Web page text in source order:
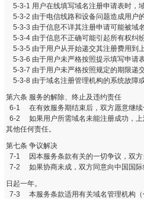
5-3-1 用户在线填写域名注册申请表时，
5-3-2 由于电信线路和设备问题造成用户
5-3-3 由于信息不详其注册申请可能被域
5-3-4 由于信息不正确可能引起所有权纠
5-3-5 由于用户从开始递交其注册费用到
5-3-6 由于用户未严格按照提示填写申请
5-3-7 由于用户未严格按照规定的期限递
5-3-8 由于域名注册管理机构的系统故障
第六条 服务的解除、终止及违约责任
6-1 在有效服务期结束后，双方愿意继续
6-2 如果用户所需域名未能注册成功，上
其他任何责任。
第七条 争议解决
7-1 因本服务条款有关的一切争议，双方
7-2 如果协商未成，双方同意向中国国际
日起一年。
7-3 本服务条款适用有关域名管理机构（